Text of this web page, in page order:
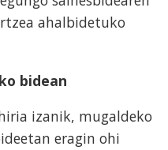
ahalbidetuko
bidean
izanik, mugaldeko
eragin ohi